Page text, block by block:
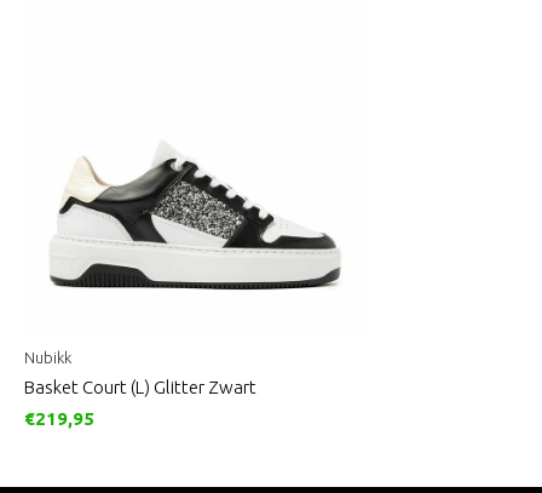
Nubikk
Basket Court (L) Glitter Zwart
€219,95